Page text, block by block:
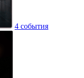
4 события